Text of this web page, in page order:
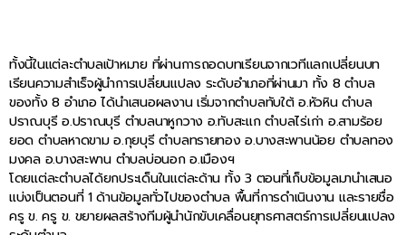
ทั้งนี้ในแต่ละตำบลเป้าหมาย ที่ผ่านการถอดบทเรียนจากเวทีแลกเปลี่ยนบท
เรียนความสำเร็จผู้นำการเปลี่ยนแปลง ระดับอำเภอที่ผ่านมา ทั้ง 8 ตำบล
ของทั้ง 8 อำเภอ ได้นำเสนอผลงาน เริ่มจากตำบลทับใต้ อ.หัวหิน ตำบล
ปราณบุรี อ.ปราณบุรี ตำบลนาหูกวาง อ.ทับสะแก ตำบลไร่เก่า อ.สามร้อย
ยอด ตำบลหาดขาม อ.กุยบุรี ตำบลทรายทอง อ.บางสะพานน้อย ตำบลทอง
มงคล อ.บางสะพาน ตำบลบ่อนอก อ.เมืองฯ
โดยแต่ละตำบลได้ยกประเด็นในแต่ละด้าน ทั้ง 3 ตอนที่เก็บข้อมูลมานำเสนอ
แบ่งเป็นตอนที่ 1 ด้านข้อมูลทั่วไปของตำบล พื้นที่การดำเนินงาน และรายชื่อ
ครู ข. ครู ข. ขยายผลสร้างทีมผู้นำนักขับเคลื่อนยุทธศาสตร์การเปลี่ยนแปลง